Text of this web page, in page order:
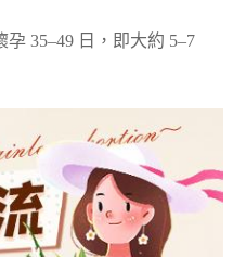
孕 35–49 日，即大約 5–7